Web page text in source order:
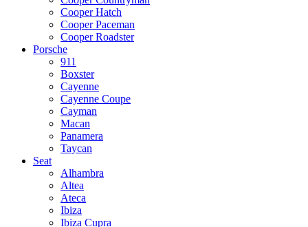
Cooper Hatch
Cooper Paceman
Cooper Roadster
Porsche
911
Boxster
Cayenne
Cayenne Coupe
Cayman
Macan
Panamera
Taycan
Seat
Alhambra
Altea
Ateca
Ibiza
Ibiza Cupra